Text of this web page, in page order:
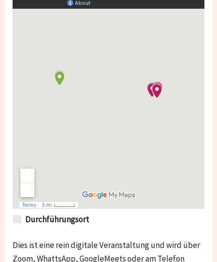
Durchführungsort
Dies ist eine rein digitale Veranstaltung und wird über
Zoom, WhattsApp, GoogleMeets oder am Telefon